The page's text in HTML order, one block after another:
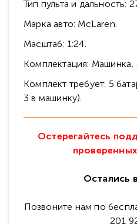
Тип пульта и дальность:
Марка авто: McLaren.
Масштаб: 1:24.
Комплектация: Машинка,
Комплект требует: 5
3 в машинку).
Остерегайтесь
Остались
Позвоните нам по
201